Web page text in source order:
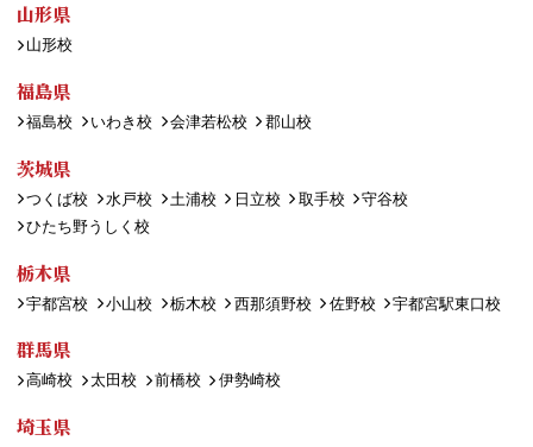
山形県
山形校
福島県
福島校 いわき校 会津若松校 郡山校
茨城県
つくば校 水戸校 土浦校 日立校 取手校
守谷校
ひたち野うしく校
栃木県
宇都宮校 小山校 栃木校 西那須野校 佐野校 宇都宮駅東口校
群馬県
高崎校 太田校 前橋校 伊勢崎校
埼玉県